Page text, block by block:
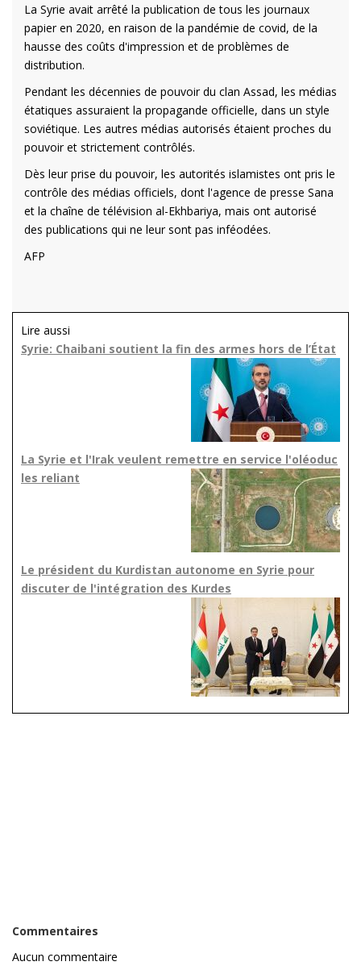
La Syrie avait arrêté la publication de tous les journaux
papier en 2020, en raison de la pandémie de covid, de la
hausse des coûts d'impression et de problèmes de
distribution.
Pendant les décennies de pouvoir du clan Assad, les médias
étatiques assuraient la propagande officielle, dans un style
soviétique. Les autres médias autorisés étaient proches du
pouvoir et strictement contrôlés.
Dès leur prise du pouvoir, les autorités islamistes ont pris le
contrôle des médias officiels, dont l'agence de presse Sana
et la chaîne de télévision al-Ekhbariya, mais ont autorisé
des publications qui ne leur sont pas inféodées.
AFP
Lire aussi
Syrie: Chaibani soutient la fin des armes hors de l’État
La Syrie et l'Irak veulent remettre en service l'oléoduc
les reliant
Le président du Kurdistan autonome en Syrie pour
discuter de l'intégration des Kurdes
Commentaires
Aucun commentaire